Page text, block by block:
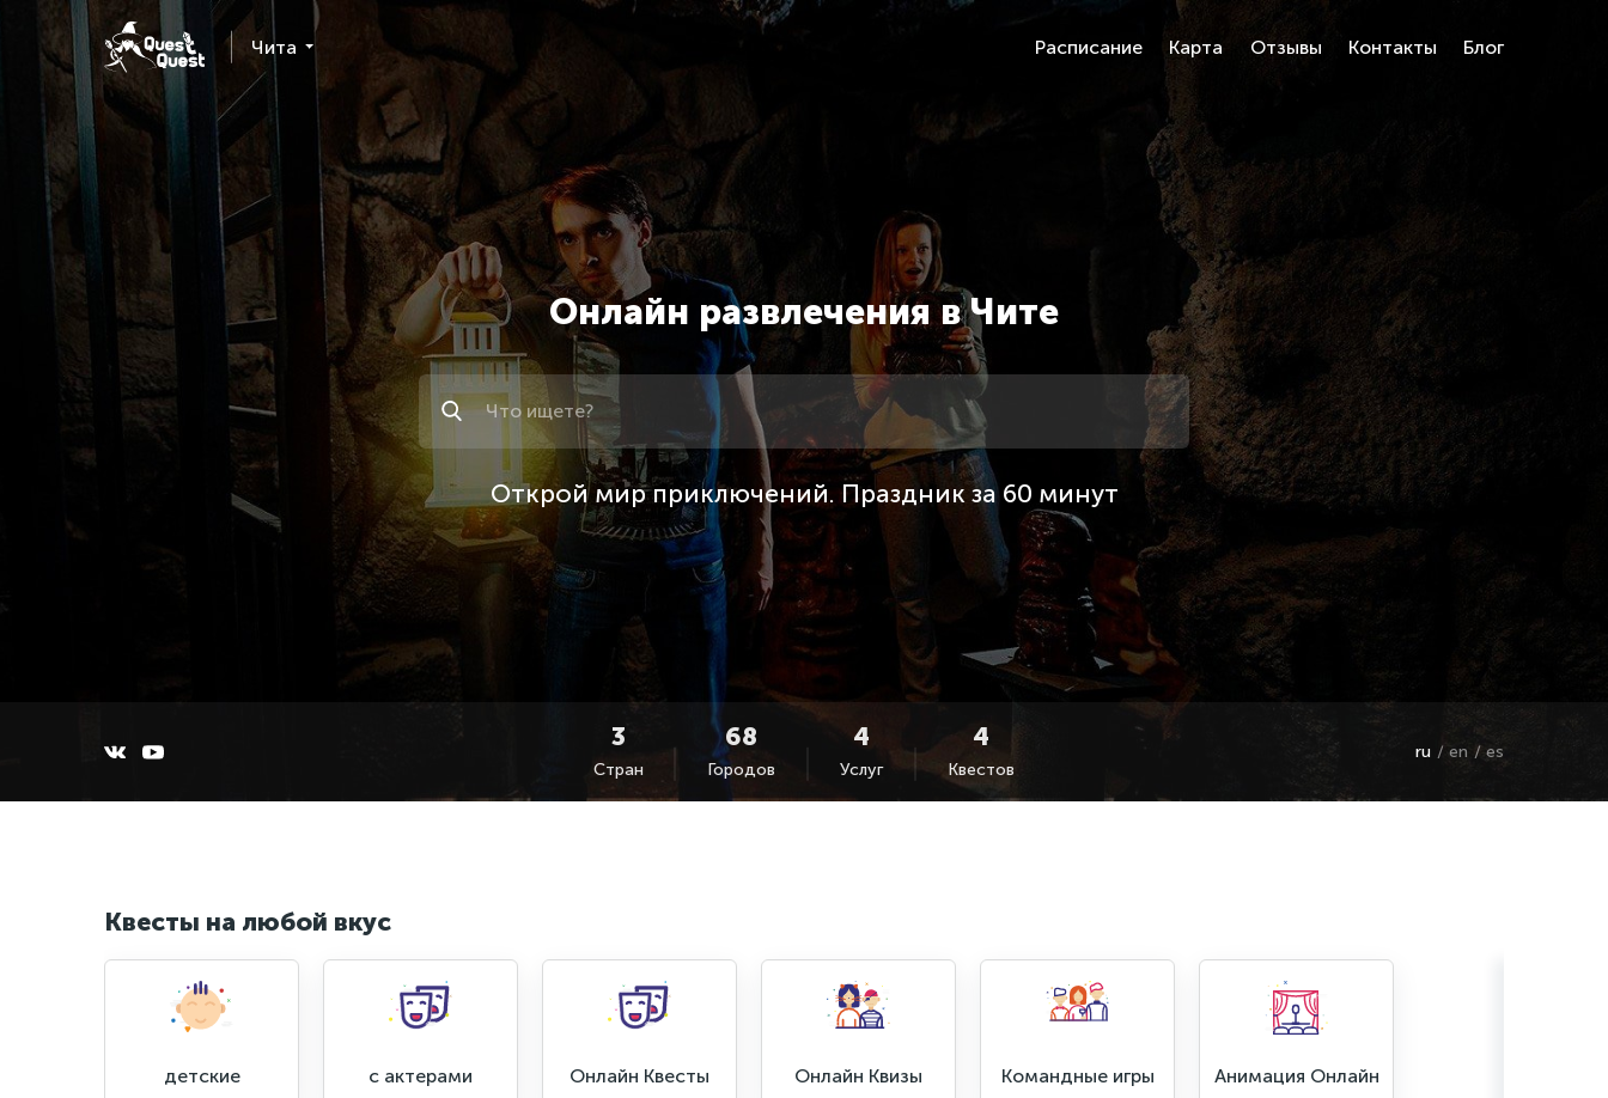
Чита Расписание Карта Отзывы Контакты Блог
Онлайн развлечения в Чите
Поиск
Открой мир приключений. Праздник за 60 минут
Стран Городов Услуг Квестов
ru en es
Квесты на любой вкус
детские с актерами Онлайн Квесты Онлайн Квизы Командные игры Анимация Онлайн